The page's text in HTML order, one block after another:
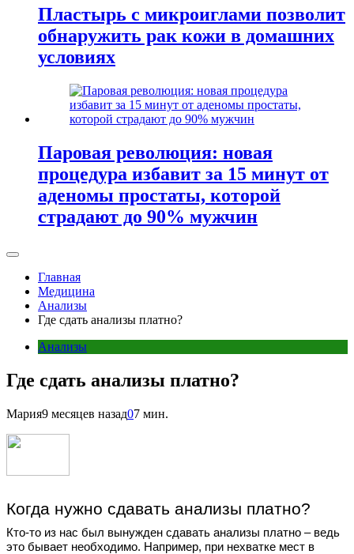
Пластырь с микроиглами позволит
обнаружить рак кожи в домашних
условиях
Паровая революция: новая
процедура избавит за 15 минут от
аденомы простаты, которой
страдают до 90% мужчин
Главная
Медицина
Анализы
Где сдать анализы платно?
Анализы
Где сдать анализы платно?
Мария9 месяцев назад07 мин.
Когда нужно сдавать анализы платно?
Кто-то из нас был вынужден сдавать анализы платно – ведь
это бывает необходимо. Например, при нехватке мест в